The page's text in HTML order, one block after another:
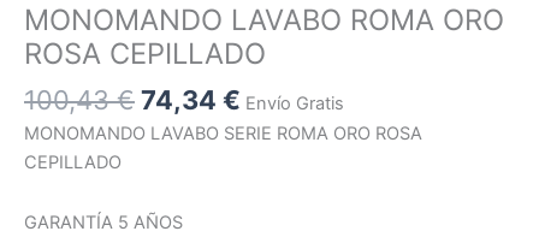
MONOMANDO LAVABO ROMA ORO
ROSA CEPILLADO
100,43€74,34 € Envío Gratis
MONOMANDO LAVABO SERIE ROMA ORO ROSA
CEPILLADO
GARANTÍA 5 AÑOS